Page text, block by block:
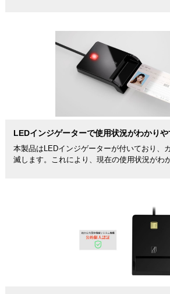
LEDインジゲーターで使用状況がわかりや
本製品はLEDインジゲーターが付いており、
滅します。これにより、現在の使用状況がわ